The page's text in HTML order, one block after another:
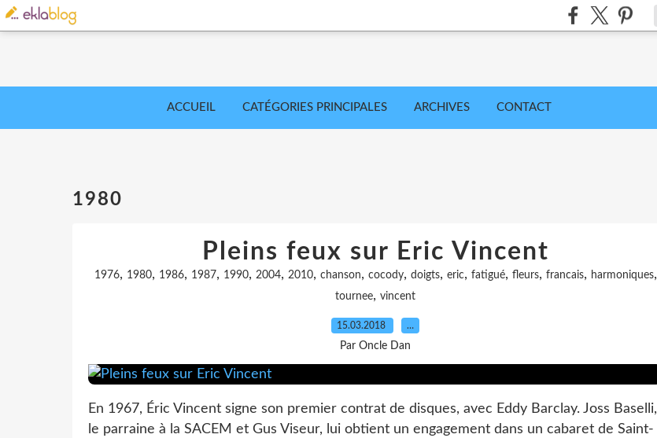
ACCUEIL CATÉGORIES PRINCIPALES ARCHIVES CONTACT
1980
Pleins feux sur Eric Vincent
1976, 1980, 1986, 1987, 1990, 2004, 2010, chanson, cocody, doigts, eric, fatigué, fleurs, francais, harmoniques,
tournee, vincent
15.03.2018 …
Par Oncle Dan
En 1967, Éric Vincent signe son premier contrat de disques, avec Eddy Barclay. Joss Baselli,
le parraine à la SACEM et Gus Viseur, lui obtient un engagement dans un cabaret de Saint-